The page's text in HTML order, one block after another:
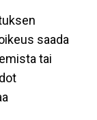
saada
tai